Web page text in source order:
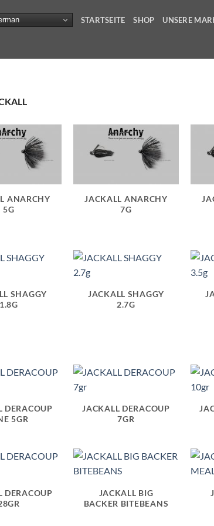
STARTSEITE SHOP UNSERE
ANARCHY
5G
JACKALL ANARCHY
7G
SHAGGY
1.8G
JACKALL SHAGGY
2.7G
DERACOUP
5GR
JACKALL DERACOUP
7GR
DERACOUP
JACKALL BIG
BACKER BITEBEANS